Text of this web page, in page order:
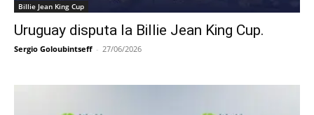
Billie Jean King Cup
Uruguay disputa la Billie Jean King Cup.
Sergio Goloubintseff - 27/06/2026